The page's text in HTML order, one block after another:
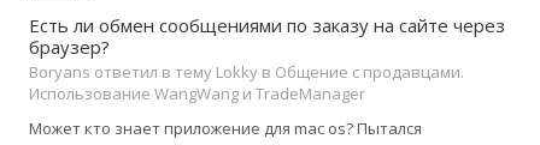
Есть ли обмен сообщениями по заказу на сайте через
браузер?
Boryans ответил в тему Lokky в Общение с продавцами.
Использование WangWang и TradeManager
Может кто знает приложение для mac os? Пытался